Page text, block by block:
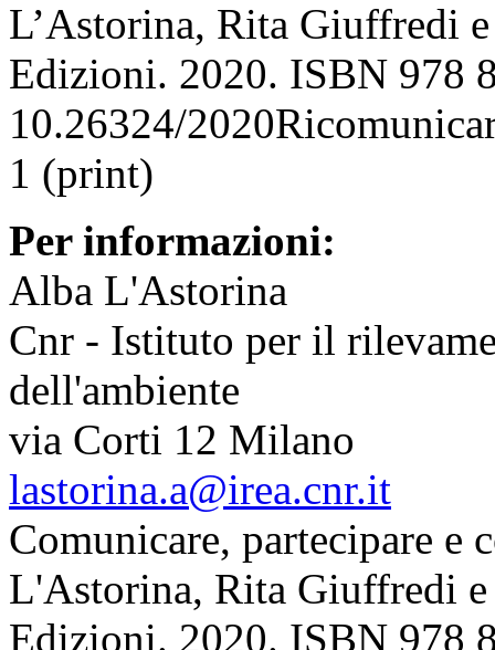
L’Astorina, Rita Giuffredi
Edizioni. 2020. ISBN 978
10.26324/
1 (print)
Per informazioni:
Alba L'Astorina
Cnr - Istituto per il
dell'ambiente
via Corti 12 Milano
lastorina.a@irea.cnr.it
Comunicare, partecipare e
L'Astorina, Rita Giuffredi
Edizioni. 2020. ISBN 978